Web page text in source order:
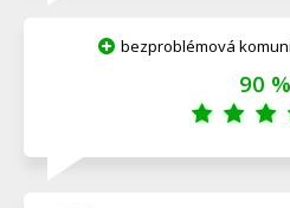
bezproblémová
90 %